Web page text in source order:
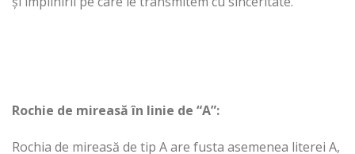
Rochie de mireasă în linie de “A”:
Rochia de mireasă de tip A are fusta asemenea literei A,